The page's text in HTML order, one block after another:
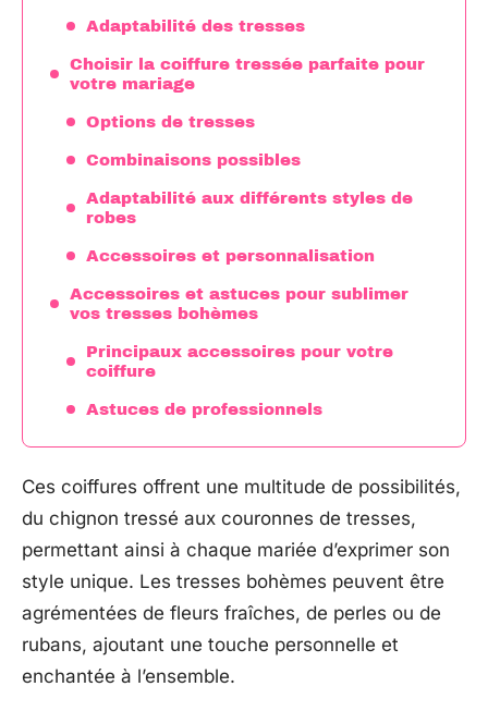
Adaptabilité des tresses
Choisir la coiffure tressée parfaite pour
votre mariage
Options de tresses
Combinaisons possibles
Adaptabilité aux différents styles de
robes
Accessoires et personnalisation
Accessoires et astuces pour sublimer
vos tresses bohèmes
Principaux accessoires pour votre
coiffure
Astuces de professionnels
Ces coiffures offrent une multitude de possibilités,
du chignon tressé aux couronnes de tresses,
permettant ainsi à chaque mariée d’exprimer son
style unique. Les tresses bohèmes peuvent être
agrémentées de fleurs fraîches, de perles ou de
rubans, ajoutant une touche personnelle et
enchantée à l’ensemble.